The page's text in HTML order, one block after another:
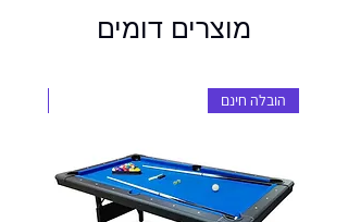
מוצרים דומים
הובלה חינם